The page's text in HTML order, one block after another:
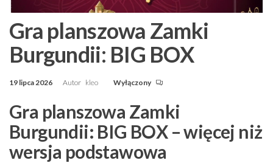
Gra planszowa Zamki
Burgundii: BIG BOX
19 lipca 2026 Autor kleo Wyłączony
Gra planszowa Zamki
Burgundii: BIG BOX – więcej niż
wersja podstawowa